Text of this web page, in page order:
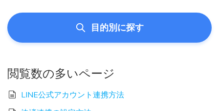
目的別に探す
閲覧数の多いページ
LINE公式アカウント連携方法